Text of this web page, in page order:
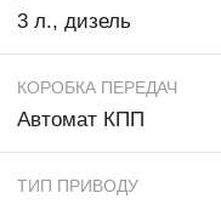
3 л., дизель
КОРОБКА ПЕРЕДАЧ
Автомат КПП
ТИП ПРИВОДУ